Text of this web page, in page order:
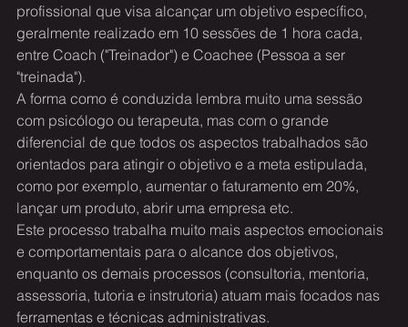
profissional que visa alcançar um objetivo específico,
geralmente realizado em 10 sessões de 1 hora cada,
entre Coach ("Treinador") e Coachee (Pessoa a ser
"treinada").
A forma como é conduzida lembra muito uma sessão
com psicólogo ou terapeuta, mas com o grande
diferencial de que todos os aspectos trabalhados são
orientados para atingir o objetivo e a meta estipulada,
como por exemplo, aumentar o faturamento em 20%,
lançar um produto, abrir uma empresa etc.
Este processo trabalha muito mais aspectos emocionais
e comportamentais para o alcance dos objetivos,
enquanto os demais processos (consultoria, mentoria,
assessoria, tutoria e instrutoria) atuam mais focados nas
ferramentas e técnicas administrativas.